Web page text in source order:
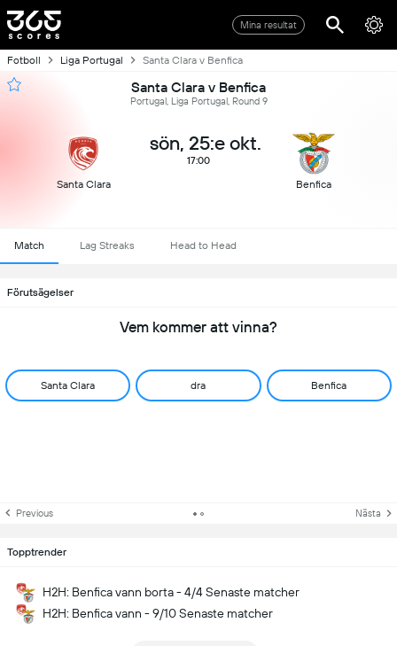
Mina resultat
Fotboll Liga Portugal Santa Clara v Benfica
Santa Clara v Benfica
Portugal, Liga Portugal, Round 9
Santa Clara
sön, 25:e okt.
17:00
Benfica
Match Lag Streaks Head to Head
Förutsägelser
Vem kommer att vinna?
Santa Clara dra Benfica
Previous Nästa
Topptrender
H2H: Benfica vann borta - 4/4 Senaste matcher
H2H: Benfica vann - 9/10 Senaste matcher